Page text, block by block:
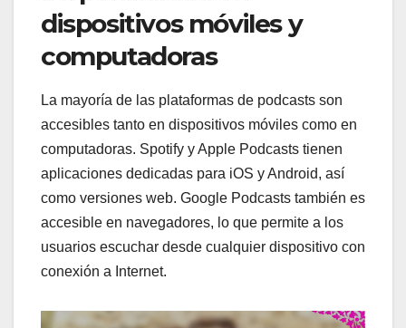
dispositivos móviles y
computadoras
La mayoría de las plataformas de podcasts son
accesibles tanto en dispositivos móviles como en
computadoras. Spotify y Apple Podcasts tienen
aplicaciones dedicadas para iOS y Android, así
como versiones web. Google Podcasts también es
accesible en navegadores, lo que permite a los
usuarios escuchar desde cualquier dispositivo con
conexión a Internet.